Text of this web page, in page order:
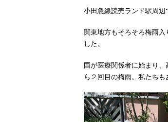
小田急線読売ランド駅周辺
関東地方もそろそろ梅雨
した。
国が医療関係者に始まり
ら２回目の梅雨。私たちも